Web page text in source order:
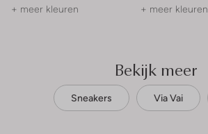
+ meer kleuren + meer kleuren
Bekijk meer
Sneakers Via Vai